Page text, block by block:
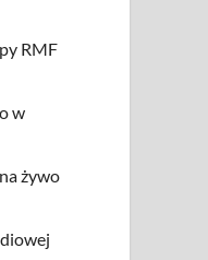
RMF
w
żywo